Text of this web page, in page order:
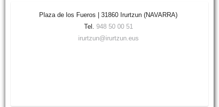
Plaza de los Fueros | 31860 Irurtzun (NAVARRA)
Tel. 948 50 00 51
irurtzun@irurtzun.eus